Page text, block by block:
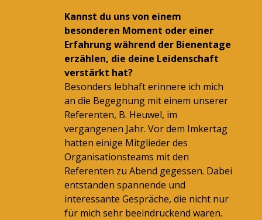
Kannst du uns von einem
besonderen Moment oder einer
Erfahrung während der Bienentage
erzählen, die deine Leidenschaft
verstärkt hat?
Besonders lebhaft erinnere ich mich
an die Begegnung mit einem unserer
Referenten, B. Heuwel, im
vergangenen Jahr. Vor dem Imkertag
hatten einige Mitglieder des
Organisationsteams mit den
Referenten zu Abend gegessen. Dabei
entstanden spannende und
interessante Gespräche, die nicht nur
für mich sehr beeindruckend waren.